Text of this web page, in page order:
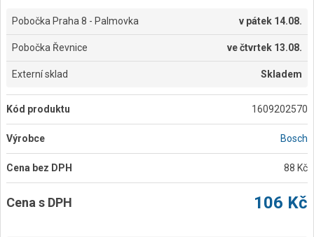
Pobočka Praha 8 - Palmovka v pátek 14.08.
Pobočka Řevnice večtvrtek 13.08.
Externí sklad Skladem
Kód produktu 1609202570
Výrobce Bosch
Cena bez DPH 88 Kč
Cena s DPH 106 Kč